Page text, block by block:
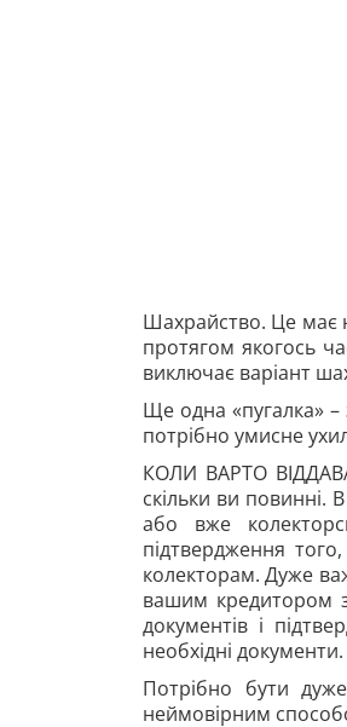
Шахрайство. Це має
протягом якогось
виключає варіант
Ще одна «пугалка» –
потрібно умисне
КОЛИ ВАРТО
скільки ви
або вже
підтвердження
колекторам. Дуже
вашим кредитором
документів і
необхідні документи.
Потрібно бути
неймовірним